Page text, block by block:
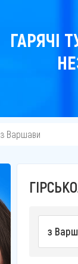
ГАРЯЧІ
з Варшави
з